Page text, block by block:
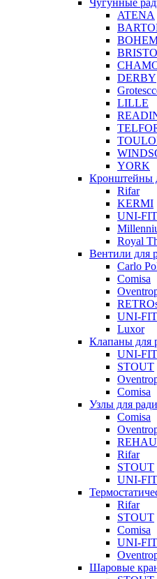
Чугунные
ATENA
DERBY
LILLE
YORK
Кронштейны
Rifar
KERMI
UNI-
Royal
Вентили для
Carlo
Comisa
UNI-
Luxor
Клапаны для
UNI-
STOUT
Comisa
Узлы для
Comisa
REHAU
Rifar
STOUT
UNI-
Rifar
STOUT
Comisa
UNI-
Шаровые